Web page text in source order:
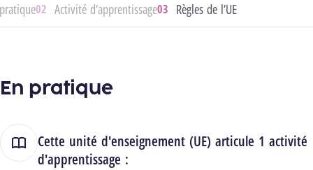
Activité d’apprentissage Règles de l’UE
En pratique
Cette unité d'enseignement (UE) articule 1 activité
d'apprentissage :